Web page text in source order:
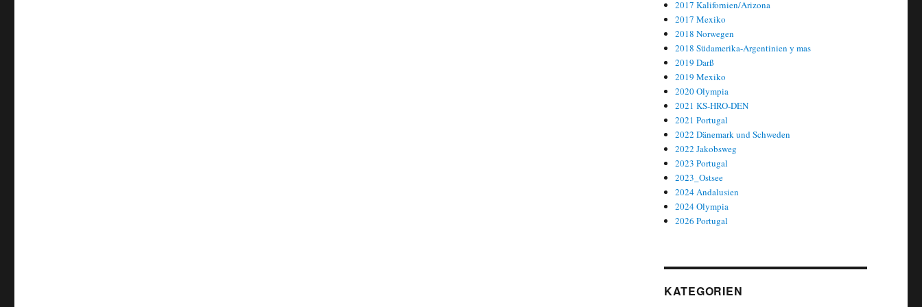
2017 Kalifornien/Arizona
2017 Mexiko
2018 Norwegen
2018 Südamerika-Argentinien y mas
2019 Darß
2019 Mexiko
2020 Olympia
2021 KS-HRO-DEN
2021 Portugal
2022 Dänemark und Schweden
2022 Jakobsweg
2023 Portugal
2023_Ostsee
2024 Andalusien
2024 Olympia
2026 Portugal
KATEGORIEN